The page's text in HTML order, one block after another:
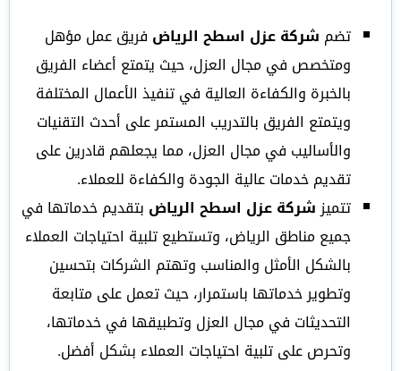
تضم شركة عزل اسطح الرياض فريق عمل مؤهل
ومتخصص في مجال العزل، حيث يتمتع أعضاء الفريق
بالخبرة والكفاءة العالية في تنفيذ الأعمال المختلفة
ويتمتع الفريق بالتدريب المستمر على أحدث التقنيات
والأساليب في مجال العزل، مما يجعلهم قادرين على
تقديم خدمات عالية الجودة والكفاءة للعملاء.
تتميزشركة عزل اسطح الرياض بتقديم خدماتها في
جميع مناطق الرياض، وتستطيع تلبية احتياجات العملاء
بالشكل الأمثل والمناسب وتهتم الشركات بتحسين
وتطوير خدماتها باستمرار، حيث تعمل على متابعة
التحديثات في مجال العزل وتطبيقها في خدماتها،
وتحرص على تلبية احتياجات العملاء بشكل أفضل.